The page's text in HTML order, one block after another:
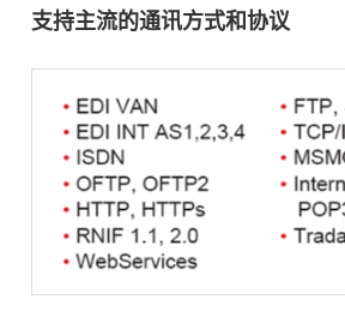
支持主流的通讯方式和协议